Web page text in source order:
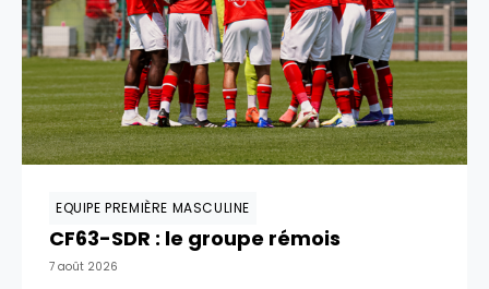
EQUIPE PREMIÈRE MASCULINE
CF63-SDR : le groupe rémois
7 août 2026